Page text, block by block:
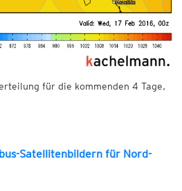
für die kommenden 4 Tage,
Satellitenbildern für Nord-